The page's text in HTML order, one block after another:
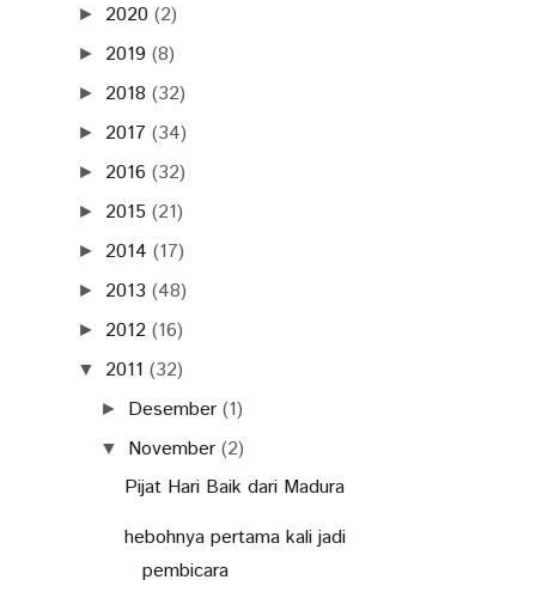
► 2020 (2)
► 2019 (8)
► 2018 (32)
► 2017 (34)
► 2016 (32)
► 2015 (21)
► 2014 (17)
► 2013 (48)
► 2012 (16)
▼ 2011 (32)
► Desember (1)
▼ November (2)
Pijat Hari Baik dari Madura
hebohnya pertama kali jadi
pembicara